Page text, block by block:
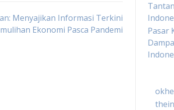
Menyajikan Informasi Terkini
Ekonomi Pasca Pandemi
Pasar